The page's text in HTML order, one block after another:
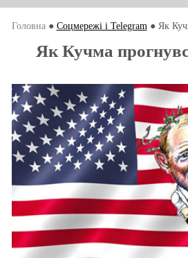
Головна● Соцмережі і Telegram ● Як
Як Кучма